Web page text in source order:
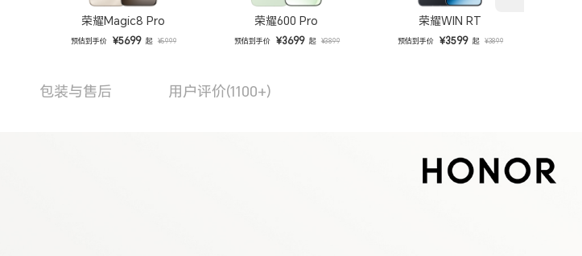
荣耀Magic8 Pro
预估到手价 ¥5699 起 ¥5999
荣耀600 Pro
预估到手价 ¥3699 起 ¥3899
荣耀WIN RT
预估到手价 ¥3599 起 ¥3899
包装与售后 用户评价(1100+)